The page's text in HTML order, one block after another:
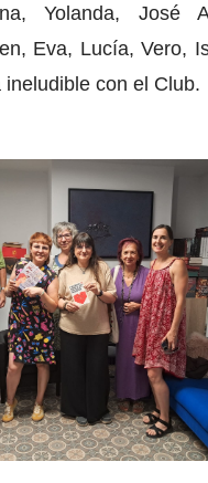
Yolanda, José
Eva, Lucía, Vero,
con el Club.